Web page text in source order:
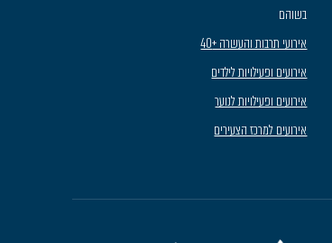
בשוהם
אירועי תרבות והעשרה +40
אירועים ופעילויות לילדים
אירועים ופעילויות לנוער
אירועים למרכז הצעירים